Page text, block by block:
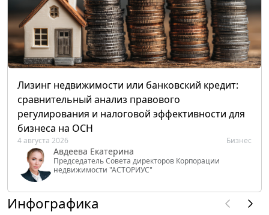
Лизинг недвижимости или банковский кредит:
сравнительный анализ правового
регулирования и налоговой эффективности для
бизнеса на ОСН
4 августа 2026 Бизнес
Авдеева Екатерина
Председатель Совета директоров Корпорации
недвижимости "АСТОРИУС"
Инфографика